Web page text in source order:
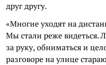
друг другу.
«Многие уходят на
Мы стали реже видеться.
за руку, обниматься и
разговоре на улице